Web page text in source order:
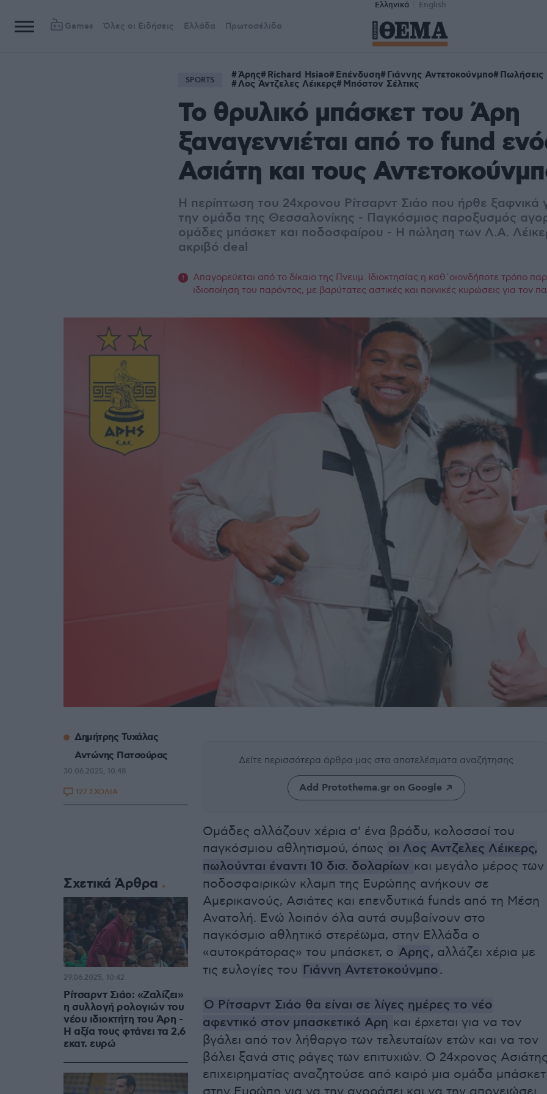
Ελληνικά English
Games Όλες οι Ειδήσεις Ελλάδα Πρωτοσέλιδα
SPORTS Άρης Richard Hsiao Επένδυση Γιάννης Αντετοκούνμπο Πωλήσεις
Λος Άντζελες Λέικερς Μπόστον Σέλτικς
Το θρυλικό μπάσκετ του Άρη
ξαναγεννιέται από το fund
Ασιάτη και τους
Η περίπτωση του 24χρονου Ρίτσαρντ Σιάο που ήρθε ξαφνικά
την ομάδα της Θεσσαλονίκης - Παγκόσμιος παροξυσμός
ομάδες μπάσκετ και ποδοσφαίρου - Η πώληση των Λ.Α.
ακριβό deal
Απαγορεύεται από το δίκαιο της Πνευμ. Ιδιοκτησίας η καθ΄οιονδήποτε τρόπο
ιδιοποίηση του παρόντος, με βαρύτατες αστικές και ποινικές κυρώσεις για τον
Δείτε περισσότερα άρθρα μας στα αποτελέσματα αναζήτησης
Add Protothema.gr on Google
Ομάδες αλλάζουν χέρια σ’ ένα βράδυ, κολοσσοί του
παγκόσμιου αθλητισμού, όπως οι Λος Αντζελες Λέικερς,
πωλούνται έναντι 10 δισ. δολαρίων και μεγάλο μέρος των
ποδοσφαιρικών κλαμπ της Ευρώπης ανήκουν σε
Αμερικανούς, Ασιάτες και επενδυτικά funds από τη Μέση
Ανατολή. Ενώ λοιπόν όλα αυτά συμβαίνουν στο
παγκόσμιο αθλητικό στερέωμα, στην Ελλάδα ο
«αυτοκράτορας» του μπάσκετ, ο Αρης, αλλάζει χέρια με
τις ευλογίες του Γιάννη Αντετοκούνμπο.
Ο Ρίτσαρντ Σιάο θα είναι σε λίγες ημέρες το νέο
αφεντικό στον μπασκετικό Αρη και έρχεται για να τον
βγάλει από τον λήθαργο των τελευταίων ετών και να τον
βάλει ξανά στις ράγες των επιτυχιών. Ο 24χρονος
επιχειρηματίας αναζητούσε από καιρό μια ομάδα μπάσκετ
Δημήτρης Τυχάλας
Αντώνης Πατσούρας
30.06.2025, 10:48
127 ΣΧΟΛΙΑ
Σχετικά Άρθρα
Ρίτσαρντ Σιάο: «Ζαλίζει»
η συλλογή ρολογιών του
νέου ιδιοκτήτη του Άρη -
Η αξία τους φτάνει τα 2,6
εκατ. ευρώ
29.06.2025, 10:42